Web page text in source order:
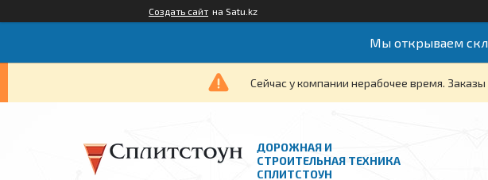
Создать сайт на Satu.kz
Мы открываем
Сейчас у компании нерабочее время.
ДОРОЖНАЯ И
СТРОИТЕЛЬНАЯ ТЕХНИКА
СПЛИТСТОУН